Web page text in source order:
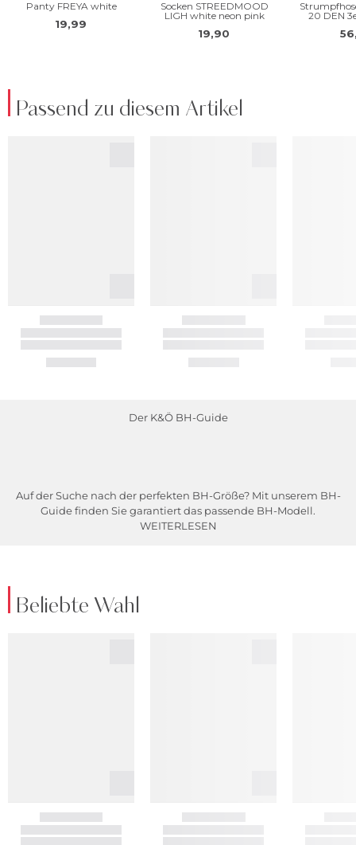
Passend zu diesem Artikel
Der K&Ö BH-Guide
Auf der Suche nach der perfekten BH-Größe? Mit unserem BH-
Guide finden Sie garantiert das passende BH-Modell.
WEITERLESEN
Beliebte Wahl